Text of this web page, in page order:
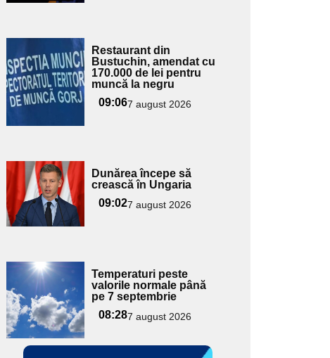
aici textul
pentru
subtitlu
Restaurant din
Bustuchin, amendat cu
170.000 de lei pentru
muncă la negru
09:067 august 2026
Adaugă
aici textul
pentru
subtitlu
Dunărea începe să
crească în Ungaria
09:027 august 2026
Adaugă
aici textul
pentru
subtitlu
Temperaturi peste
valorile normale până
pe 7 septembrie
08:287 august 2026